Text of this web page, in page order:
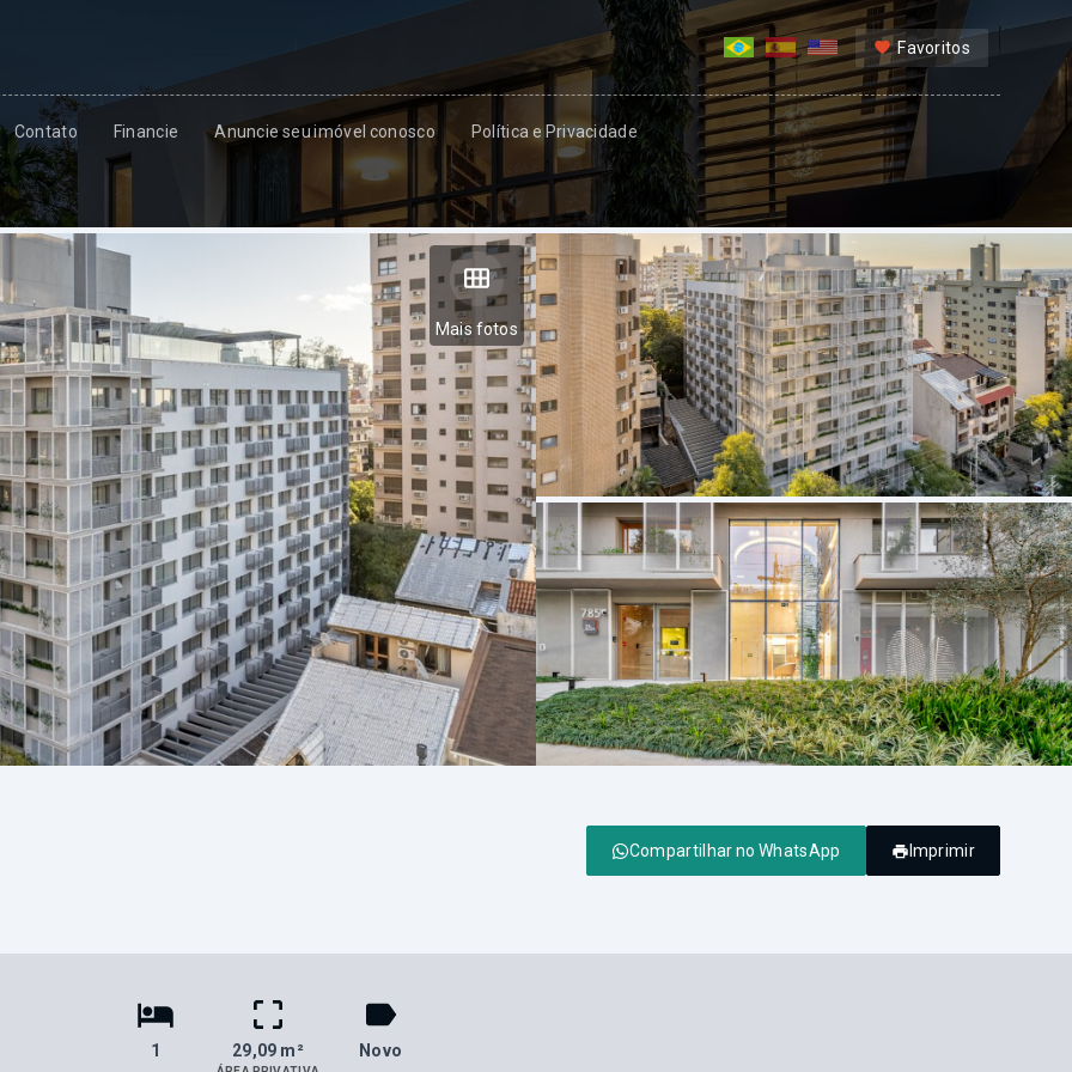
Favoritos
Contato Financie Anuncie seu imóvel conosco Política e Privacidade
Mais fotos
Compartilhar no WhatsApp Imprimir
1 29,09 m² Novo